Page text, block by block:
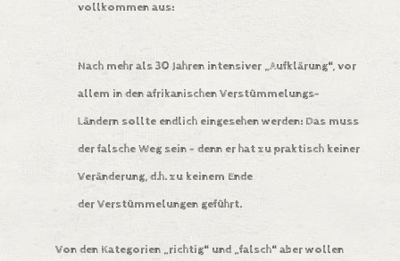
vollkommen aus:
Nach mehr als 30 Jahren intensiver „Aufklärung“, vor
allem in den afrikanischen Verstümmelungs-
Ländern sollte endlich eingesehen werden: Das muss
der falsche Weg sein – denn er hat zu praktisch keiner
Veränderung, d.h. zu keinem Ende
der Verstümmelungen geführt.
Von den Kategorien „richtig“ und „falsch“ aber wollen